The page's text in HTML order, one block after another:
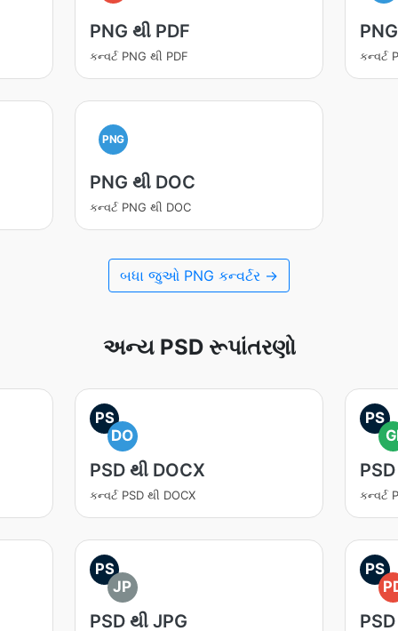
PNG થી PDF
કન્વર્ટ PNG થી PDF કન્વર્ટ
PNG
PNG થી DOC
કન્વર્ટ PNG થી DOC
બધા જુઓ PNG કન્વર્ટર →
અન્ય PSD રૂપાંતરણો
PS
DO
PSD થી DOCX
કન્વર્ટ PSD થી DOCX
PS
કન્વર્ટ
PS
JP
PSD થી JPG
PS